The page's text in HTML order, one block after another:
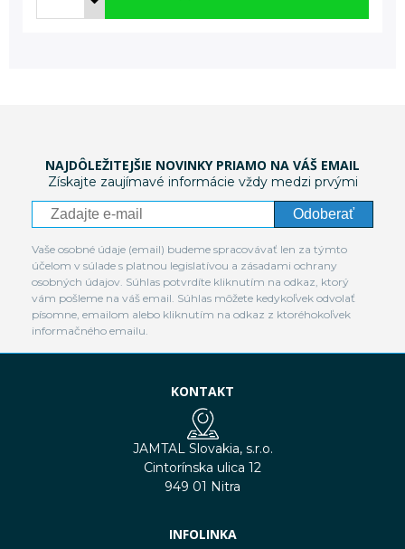
NAJDÔLEŽITEJŠIE NOVINKY PRIAMO NA VÁŠ EMAIL
Získajte zaujímavé informácie vždy medzi prvými
Odoberať
Vaše osobné údaje (email) budeme spracovávať len za týmto
účelom v súlade s platnou legislatívou a zásadami ochrany
osobných údajov. Súhlas potvrdíte kliknutím na odkaz, ktorý
vám pošleme na váš email. Súhlas môžete kedykoľvek odvolať
písomne, emailom alebo kliknutím na odkaz z ktoréhokoľvek
informačného emailu.
KONTAKT
JAMTAL Slovakia, s.r.o.
Cintorínska ulica 12
949 01 Nitra
INFOLINKA